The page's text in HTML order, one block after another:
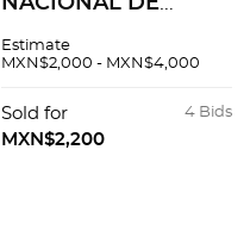
ESTUDIO DE LA
INTERVENCIÓN.
MÉXICO: SOCIEDAD
Estimate
MXN$2,000 - MXN$4,000
4 Bids
Sold for
MXN$2,200